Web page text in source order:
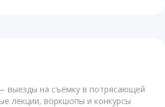
выезды на съёмку в потрясающей
лекции, воркшопы и конкурсы